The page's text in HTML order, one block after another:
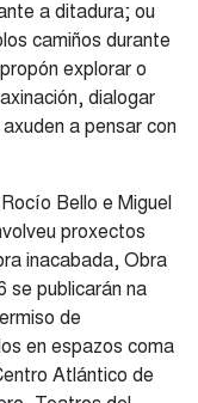
a ditadura; ou
camiños durante
explorar o
dialogar
a pensar con
Bello e Miguel
proxectos
inacabada, Obra
se publicarán na
de
en espazos coma
Atlántico de